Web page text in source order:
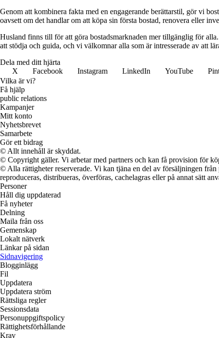
Genom att kombinera fakta med en engagerande berättarstil, gör vi
oavsett om det handlar om att köpa sin första bostad, renovera eller
Husland finns till för att göra bostadsmarknaden mer tillgänglig för
att stödja och guida, och vi välkomnar alla som är intresserade av att
Dela med ditt hjärta
X
Facebook Instagram LinkedIn YouTube
Vilka är vi?
Få hjälp
public relations
Kampanjer
Mitt konto
Nyhetsbrevet
Samarbete
Gör ett bidrag
© Allt innehåll är skyddat.
© Copyright gäller. Vi arbetar med partners och kan få provision för
© Alla rättigheter reserverade. Vi kan tjäna en del av försäljningen
reproduceras, distribueras, överföras, cachelagras eller på annat sätt
Personer
Håll dig uppdaterad
Få nyheter
Delning
Maila från oss
Gemenskap
Lokalt nätverk
Länkar på sidan
Sidnavigering
Blogginlägg
Fil
Uppdatera
Uppdatera ström
Rättsliga regler
Sessionsdata
Personuppgiftspolicy
Rättighetsförhållande
Krav